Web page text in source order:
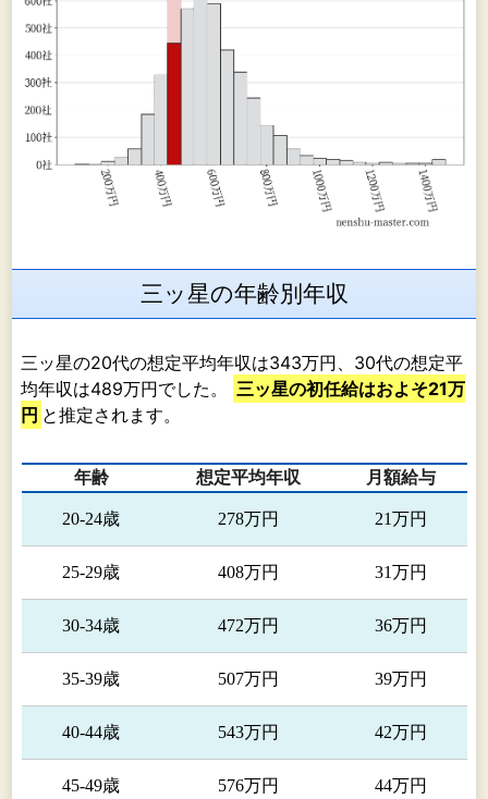
三ッ星の年齢別年収
三ッ星の20代の想定平均年収は343万円、30代の想定平
均年収は489万円でした。
三ッ星の初任給はおよそ21万
円 と推定されます。
年齢 想定平均年収 月額給与
20-24歳 278万円 21万円
25-29歳 408万円 31万円
30-34歳 472万円 36万円
35-39歳 507万円 39万円
40-44歳 543万円 42万円
45-49歳 576万円 44万円